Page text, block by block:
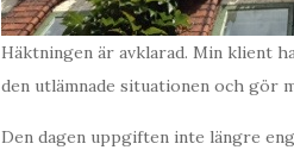
Häktningen är avklarad. Min klient
den utlämnade situationen och gör
Den dagen uppgiften inte längre